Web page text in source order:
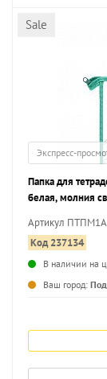
Sale
Экспресс-
Папка для
белая, молния
Артикул
Код 237134
В наличии на
Ваш город: Под